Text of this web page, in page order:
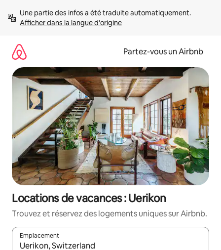
directement
Afficher dans la langue d'origine
Partez-vous un Airbnb
Locations de vacances : Uerikon
Trouvez et réservez des logements uniques sur Airbnb.
Emplacement
Quand les résultats sont affichés, parcourez-les en utilisant